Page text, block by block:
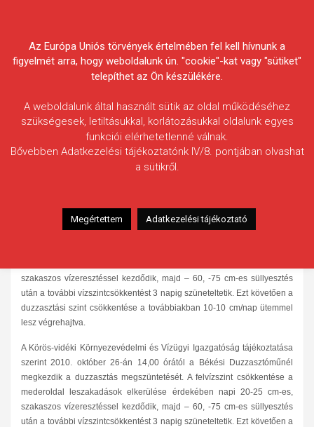
Egyesületek Szövetsége
HÍREK
Duzzasztók üzemelése
A Körös-vidéki Környezevédelmi és Vízügyi Igazgatóság tájékoztatása
szakaszos vízeresztéssel kezdődik, majd – 60, -75 cm-es süllyesztés
után a további vízszintcsökkentést 3 napig szüneteltetik. Ezt követően a
duzzasztási szint csökkentése a továbbiakban 10-10 cm/nap ütemmel
lesz végrehajtva.
A Körös-vidéki Környezevédelmi és Vízügyi Igazgatóság tájékoztatása
szerint 2010. október 26-án 14,00 órától a Békési Duzzasztóműnél
megkezdik a duzzasztás megszüntetését. A felvízszint csökkentése a
mederoldal leszakadások elkerülése érdekében napi 20-25 cm-es,
szakaszos vízeresztéssel kezdődik, majd – 60, -75 cm-es süllyesztés
után a további vízszintcsökkentést 3 napig szüneteltetik. Ezt követően a
Az Európa Uniós törvények értelmében fel kell hívnunk a
figyelmét arra, hogy weboldalunk ún. "cookie"-kat vagy "sütiket"
telepíthet az Ön készülékére.
A weboldalunk által használt sütik az oldal működéséhez
szükségesek, letiltásukkal, korlátozásukkal oldalunk egyes
funkciói elérhetetlenné válnak.
Bővebben Adatkezelési tájékoztatónk IV/8. pontjában olvashat
a sütikről.
Megértettem Adatkezelési tájékoztató